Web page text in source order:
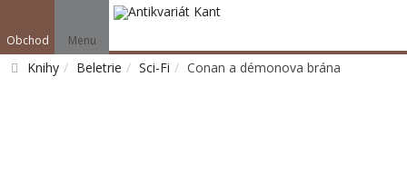
Obchod Menu
Knihy Beletrie Sci-Fi Conan a démonova brána